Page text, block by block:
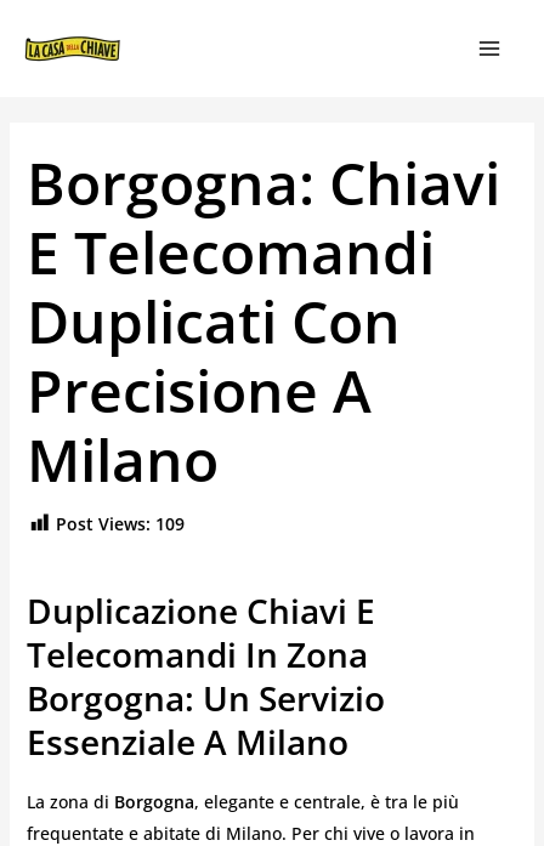
Borgogna: Chiavi
E Telecomandi
Duplicati Con
Precisione A
Milano
Post Views: 109
Duplicazione Chiavi E
Telecomandi In Zona
Borgogna: Un Servizio
Essenziale A Milano
La zona di Borgogna, elegante e centrale, è tra le più
frequentate e abitate di Milano. Per chi vive o lavora in
ARTICOLI